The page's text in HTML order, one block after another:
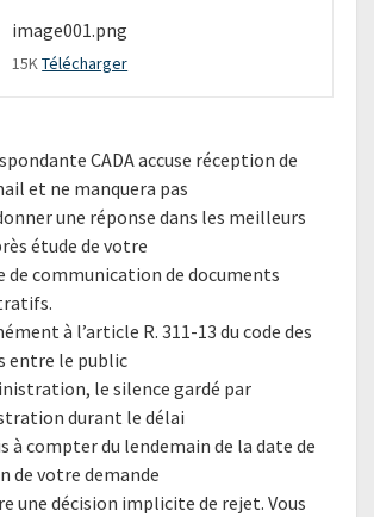
image001.png
15KTélécharger
CADA accuse réception de
et ne manquera pas
une réponse dans les meilleurs
étude de votre
de communication de documents
à l’article R. 311-13 du code des
entre le public
le silence gardé par
durant le délai
à compter du lendemain de la date de
de votre demande
une décision implicite de rejet. Vous